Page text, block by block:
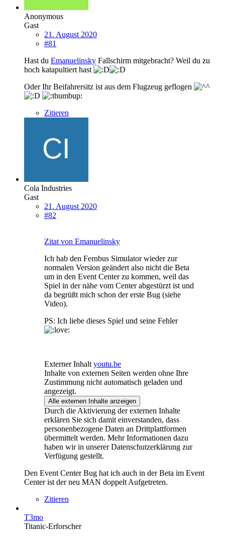
Anonymous
Gast
21. August 2020
#81
Hast du Emanuelinsky Fallschirm mitgebracht? Weil du zu
hoch katapultiert hast
Oder Ihr Beifahrersitz ist aus dem Flugzeug geflogen
Zitieren
Cola Industries
Gast
21. August 2020
#82
Zitat von Emanuelinsky
Ich hab den Fernbus Simulator wieder zur
normalen Version geändert also nicht die Beta
um in den Event Center zu kommen, weil das
Spiel in der nähe vom Center abgestürzt ist und
da begrüßt mich schon der erste Bug (siehe
Video).
PS: Ich liebe dieses Spiel und seine Fehler
Externer Inhalt youtu.be
Inhalte von externen Seiten werden ohne Ihre
Zustimmung nicht automatisch geladen und
angezeigt.
Alle externen Inhalte anzeigen
Durch die Aktivierung der externen Inhalte
erklären Sie sich damit einverstanden, dass
personenbezogene Daten an Drittplattformen
übermittelt werden. Mehr Informationen dazu
haben wir in unserer Datenschutzerklärung zur
Verfügung gestellt.
Den Event Center Bug hat ich auch in der Beta im Event
Center ist der neu MAN doppelt Aufgetreten.
Zitieren
T3mo
Titanic-Erforscher